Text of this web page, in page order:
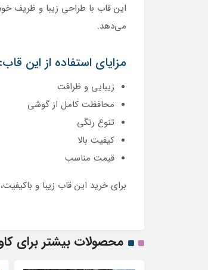
این قاب با طراحی زیبا و ظریف
می‌دهد.
مزایای استفاده از این قاب:
زیبایی و ظرافت
محافظت کامل از گوشی
تنوع رنگی
کیفیت بالا
قیمت مناسب
برای خرید این قاب زیبا و
محصولات بیشتر برای